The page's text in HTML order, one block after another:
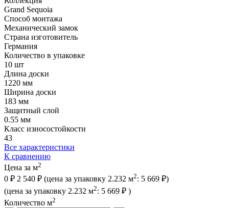
Grand Sequoia
Способ монтажа
Механический замок
Страна изготовитель
Германия
Количество в упаковке
10 шт
Длина доски
1220 мм
Ширина доски
183 мм
Защитный слой
0.55 мм
Класс износостойкости
43
Все характеристики
К сравнению
Цена за м2
0 ₽ 2 540 ₽ (цена за упаковку 2.232 м2: 5 669 ₽)
(цена за упаковку 2.232 м2: 5 669 ₽ )
Количество м2